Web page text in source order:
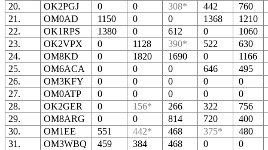
20.
OK2PGJ 0 0 308* 442 760
21.
OM0AD 1150 0 0 1368 1210
22.
OK1RPS 1380 0 612 0 1060
23.
OK2VPX 0 1128 390* 522 630
24.
OM8KD 0 1820 1690 0 1166
25.
OM6ACA 0 0 0 646 495
26.
OM3KFY 0 0 0 0 0
27.
OM0ATP 0 0 0 0 0
28.
OK2GER 0 156* 266 322 756
29.
OM8ARG 0 0 814 720 400
30.
OM1EE 551 442* 468 375*
480
31.
OM3WBQ 459 384 468 0 0